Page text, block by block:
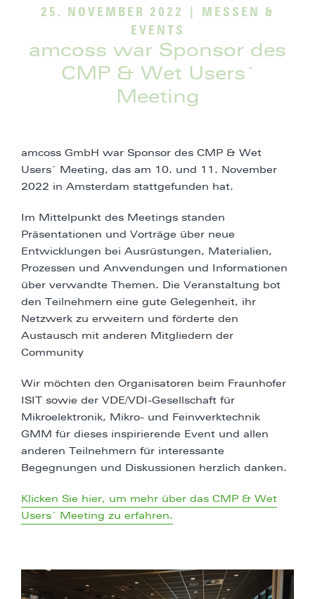
25. NOVEMBER 2022
MESSEN &
EVENTS
amcoss war Sponsor des
CMP & Wet Users´
Meeting
amcoss GmbH war Sponsor des CMP & Wet
Users´ Meeting, das am 10. und 11. November
2022 in Amsterdam stattgefunden hat.
Im Mittelpunkt des Meetings standen
Präsentationen und Vorträge über neue
Entwicklungen bei Ausrüstungen, Materialien,
Prozessen und Anwendungen und Informationen
über verwandte Themen. Die Veranstaltung bot
den Teilnehmern eine gute Gelegenheit, ihr
Netzwerk zu erweitern und förderte den
Austausch mit anderen Mitgliedern der
Community
Wir möchten den Organisatoren beim Fraunhofer
ISIT sowie der VDE/VDI-Gesellschaft für
Mikroelektronik, Mikro- und Feinwerktechnik
GMM für dieses inspirierende Event und allen
anderen Teilnehmern für interessante
Begegnungen und Diskussionen herzlich danken.
Klicken Sie hier, um mehr über das CMP & Wet
Users´ Meeting zu erfahren.